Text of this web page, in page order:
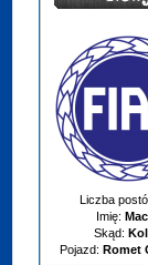
Liczba
Imię:
Skąd:
Pojazd: Romet